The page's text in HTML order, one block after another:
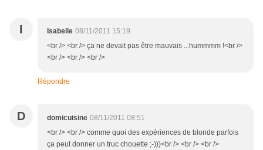
I Isabelle 08/11/2011 15:19
<br /> <br /> ça ne devait pas être mauvais ...hummmm !<br />
<br /> <br /> <br />
Répondre
D domicuisine 08/11/2011 08:51
<br /> <br /> comme quoi des expériences de blonde parfois
ça peut donner un truc chouette ;-)))<br /> <br /> <br />